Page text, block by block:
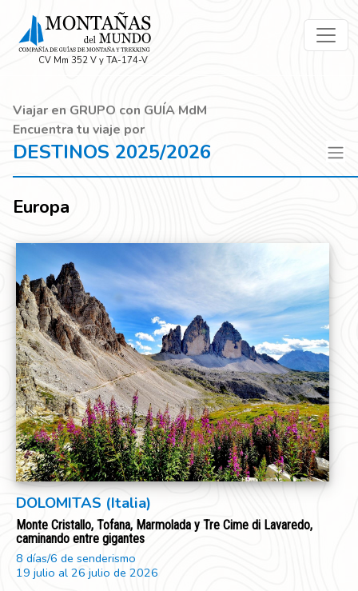
CV Mm 352 V y TA-174-V
Viajar en GRUPO con GUÍA MdM
Encuentra tu viaje por
DESTINOS 2025/2026
Europa
DOLOMITAS (Italia)
Monte Cristallo, Tofana, Marmolada y Tre Cime di Lavaredo,
caminando entre gigantes
8 días/6 de senderismo
19 julio al 26 julio de 2026